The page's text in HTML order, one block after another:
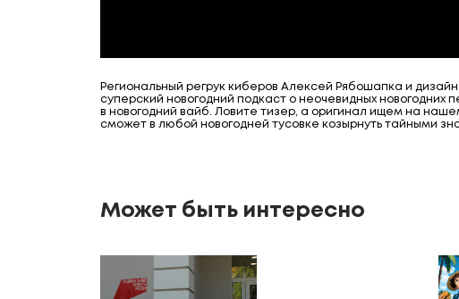
Региональный регрук киберов Алексей Рябошапка и
суперский новогодний подкаст о неочевидных новогодних
в новогодний вайб. Ловите тизер, а оригинал ищем на
сможет в любой новогодней тусовке козырнуть тайными
Может быть интересно